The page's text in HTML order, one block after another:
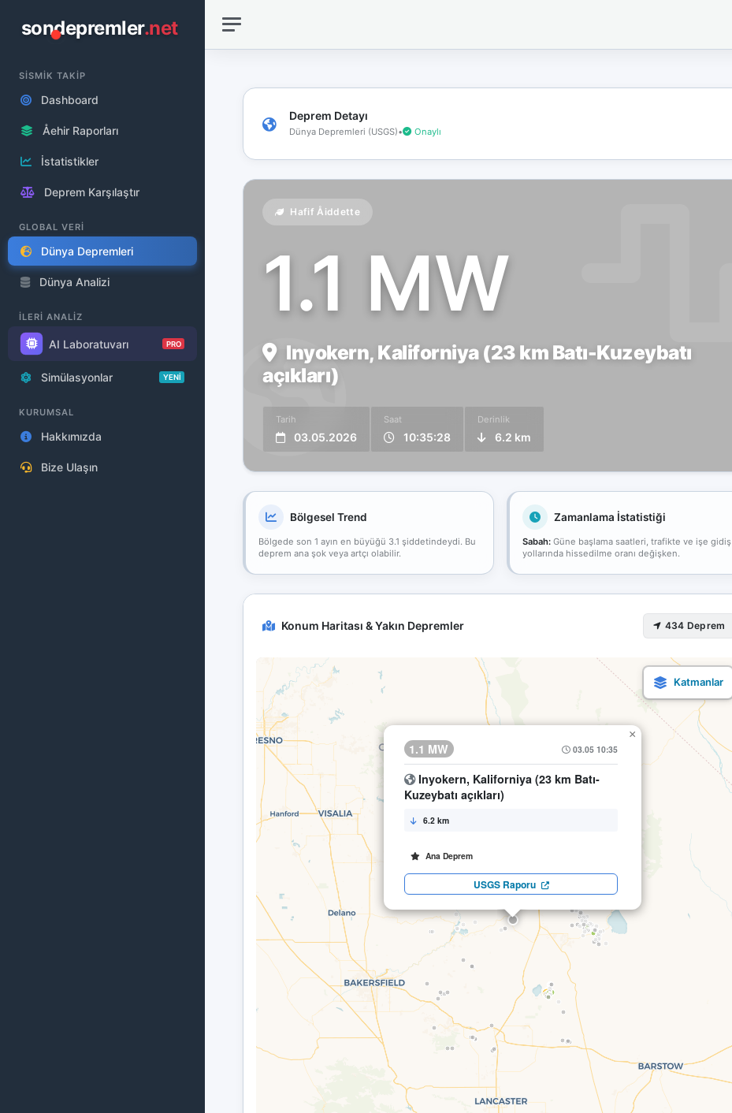
sondepremler.net
SİSMİK TAKİP
Dashboard
Åehir Raporları
İstatistikler
Deprem Karşılaştır
GLOBAL VERİ
Dünya Depremleri
Dünya Analizi
İLERİ ANALİZ
AI Laboratuvarı PRO
Simülasyonlar YENİ
KURUMSAL
Hakkımızda
Bize Ulaşın
Deprem Detayı
Dünya Depremleri (USGS)• Onaylı
Hafif Åiddette
1.1 MW
Inyokern, Kaliforniya (23 km Batı-Kuzeybatı
açıkları)
Tarih
03.05.2026
Saat
10:35:28
Derinlik
6.2 km
Bölgesel Trend
Bölgede son 1 ayın en büyüğü 3.1 şiddetindeydi. Bu
deprem ana şok veya artçı olabilir.
Zamanlama İstatistiği
Sabah:Güne başlama saatleri, trafikte ve işe gidiş
yollarında hissedilme oranı değişken.
Konum Haritası & Yakın Depremler 434 Deprem
1.1 MW 03.05 10:35
Inyokern, Kaliforniya (23 km Batı-
Kuzeybatı açıkları)
6.2 km
Ana Deprem
USGS Raporu
×
bağlantınız